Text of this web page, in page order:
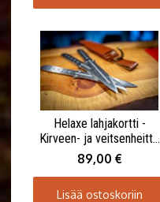
Helaxe lahjakortti -
Kirveen- ja veitsenheitto
1-4:lle henkilölle 90
minuuttia
89,00 €
Lisää ostoskoriin